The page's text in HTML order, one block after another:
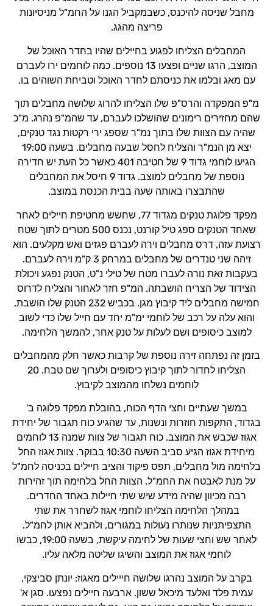
מחבל שניסה להיכנס, כשבמקביל הגנו על החמ"ל מניסיונות
פריצה מהגג.
המחבלים הצליחו לפגוע בחיילים שהיו בחדר האוכל של
המוצב, הרגו שניים ופצעו 13 נוספים. כמה לוחמים ירו לעברם
עם מאג ובלמו את כניסתם לחדר האוכל וטביחת השוהים בו.
מ"פ המפקדה והרס"פ שלו הצליחו להרוג שלושה מחבלים תוך
שהם מחזירים רימונים שהושלכו לעברם, עד שהמ"פ נהרג. מ"כ
שהיה עם הצוות שלו בתוך נמ"ר שספג ירי רקטות נגד טנקים,
יצא מן הנמ"ר והצליח לחסל שבעה מחבלים. בשעה 19:00
הגיעו לוחמי גדוד 9 של חטיבה 401 כאשר כל העת יש חדירה
נוספת של מחבלים למוצב. גדוד 9 חיסל את המחבלים
שהתבצרו באותה שעה בבית הכנסת במוצב.
מפקד פלוגת טנקים מגדוד 77, שחשש מחטיפת חיילים לאחר
שאחד הטנקים ספג טיל קורנט, נכנס 500 מטרים לתוך שטח
רצועת עזה, דרס מחבלים וירה לעברם פגזים ואש מקלעים. הוא
זיהה שני טנדרים של מחבלים במרחק 3 ק"מ וירה לעברם.
בעקבות זאת נורה לעברו מטח של טילי נ"ט, הטנק נפגע ויכולת
הצידוד של הצריח הושבתה. המ"פ חזר לאחור והצליח לדרוס
חמישה מחבלים ליד קיבוץ מגן. בכביש 232 הטנק שלו הושבת,
והוא עלה על רכב של לוחמי ימ"מ יחד עם חייל שלו כדי לשוב
למוצב כיסופים ושם לעלות על טנק אחר, להמשך הלחימה.
בזמן זה נפתחה זירה נוספת של קרבות כאשר חלק מהמחבלים
הצליחו לחדור לתוך קיבוץ כיסופים ולערוך שם טבח. 20
לוחמים נשלחו מהמוצב לקיבוץ.
במשך שעתיים וחצי הדף הכוח, בהובלת מפקד פלוגה ב'
בגדוד, התקפות חוזרות ונשנות, עד שהגיע כוח תגבור של יחידת
אגוז שכבש את המוצב. כוח תגבור של צוות שמנה 13 לוחמים
מיחידת אגוז הגיע סביב השעה 10:30 בבוקר. צוות אגוז החל
בלחימה מול מחבלים, תפס פיקוד והציב חיילים בכניסה לחמ"ל
על מנת לאבטח את החמ"ל. הצוות החל בלחימה תוך זהירות
רבה מכיוון שהיה מידע שיש שתי חיילות באחד החדרים.
במהלך הלחימה הצליחו לוחמי אגוז לשחרר את שתי
התצפיתניות שנותרו נעולות במגורים, ולהביא אותן לחמ"ל.
לאחר שש וחצי שעות של לחימה עיקשת, בשעה 19:00, כבשו
לוחמי אגוז את המוצב והשיגו שליטה מלאה עליו.
בקרב על המוצב נהרגו שלושה חייילים מאגוז: יונתן סביצקי,
עמית פלד ואלעד מיכאל ששון. ארבעה חיילים נפצעו. סגן א'